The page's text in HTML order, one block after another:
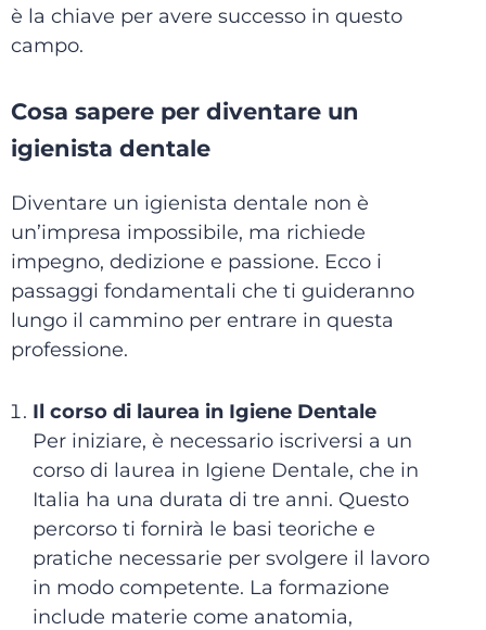
è la chiave per avere successo in questo
campo.
Cosa sapere per diventare un
igienista dentale
Diventare un igienista dentale non è
un’impresa impossibile, ma richiede
impegno, dedizione e passione. Ecco i
passaggi fondamentali che ti guideranno
lungo il cammino per entrare in questa
professione.
Il corso di laurea in Igiene Dentale
Per iniziare, è necessario iscriversi a un
corso di laurea in Igiene Dentale, che in
Italia ha una durata di tre anni. Questo
percorso ti fornirà le basi teoriche e
pratiche necessarie per svolgere il lavoro
in modo competente. La formazione
include materie come anatomia,